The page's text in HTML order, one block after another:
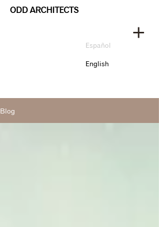
ODD ARCHITECTS
Español
English
Blog